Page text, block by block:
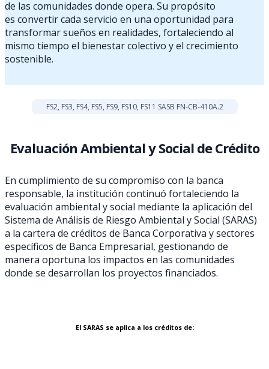
de las comunidades donde opera. Su propósito
es convertir cada servicio en una oportunidad para
transformar sueños en realidades, fortaleciendo al
mismo tiempo el bienestar colectivo y el crecimiento
sostenible.
FS2, FS3, FS4, FS5, FS9, FS10, FS11 SASB FN-CB-410A.2
Evaluación Ambiental y Social de Crédito
En cumplimiento de su compromiso con la banca
responsable, la institución continuó fortaleciendo la
evaluación ambiental y social mediante la aplicación del
Sistema de Análisis de Riesgo Ambiental y Social (SARAS)
a la cartera de créditos de Banca Corporativa y sectores
específicos de Banca Empresarial, gestionando de
manera oportuna los impactos en las comunidades
donde se desarrollan los proyectos financiados.
El SARAS se aplica a los créditos de: